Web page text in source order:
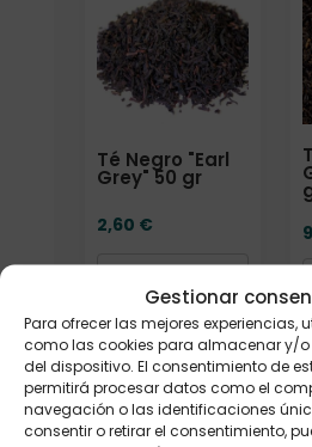
Gestionar
Para ofrecer las mejores experiencias,
como las cookies para almacenar y/
del dispositivo. El consentimiento de
permitirá procesar datos como el
navegación o las identificaciones
consentir o retirar el consentimiento,
Té Negro "Earl
Grey" 50 gr
2,60 €
Añadir